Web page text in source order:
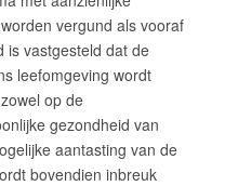
vergund als vooraf
is vastgesteld dat de
leefomgeving wordt
op de
gezondheid van
aantasting van de
bovendien inbreuk